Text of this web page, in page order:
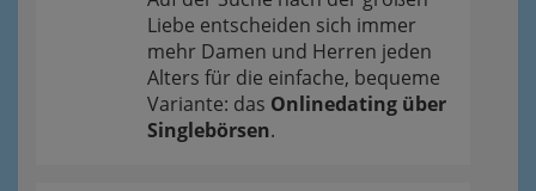
Liebe entscheiden sich immer
mehr Damen und Herren jeden
Alters für die einfache, bequeme
Variante: das Onlinedating über
Singlebörsen.